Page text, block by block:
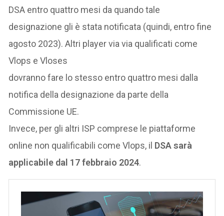
DSA entro quattro mesi da quando tale
designazione gli è stata notificata (quindi, entro fine
agosto 2023). Altri player via via qualificati come
Vlops e Vloses
dovranno fare lo stesso entro quattro mesi dalla
notifica della designazione da parte della
Commissione UE.
Invece, per gli altri ISP comprese le piattaforme
online non qualificabili come Vlops, il DSA sarà
applicabile dal 17 febbraio 2024.